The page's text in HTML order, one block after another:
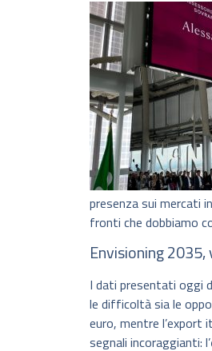
presenza sui mercati
fronti che dobbiamo
Envisioning
I dati presentati oggi
le difficoltà sia le
euro, mentre l’export
segnali incoraggianti: l’